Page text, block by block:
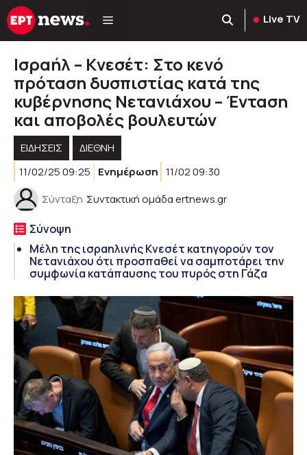
Μετάβαση
σε
Live TV
Ισραήλ – Κνεσέτ: Στο κενό
πρόταση δυσπιστίας κατά της
κυβέρνησης Νετανιάχου – Ένταση
και αποβολές βουλευτών
ΕΙΔΗΣΕΙΣ
ΔΙΕΘΝΗ
11/02/25 09:25
Ενημέρωση 11/02 09:30
Σύνταξη Συντακτική ομάδα ertnews.gr
Σύνοψη
Μέλη της ισραηλινής Κνεσέτ κατηγορούν τον
Νετανιάχου ότι προσπαθεί να σαμποτάρει την
συμφωνία κατάπαυσης του πυρός στη Γάζα